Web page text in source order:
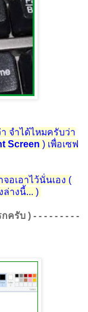
จำได้ไหมครับว่า
Screen ) เพื่อเซฟ
อเอาไว้นั่นเอง (
างนี้... )
ครับ ) - - - - - - - - -